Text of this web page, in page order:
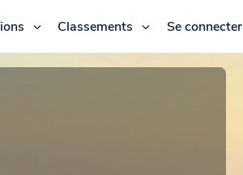
Classements Se connecter